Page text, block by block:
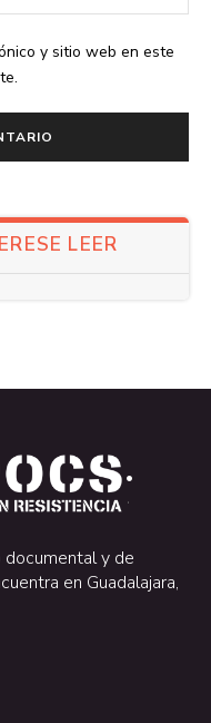
y sitio web en este
LEER
.
.
y de
en Guadalajara,